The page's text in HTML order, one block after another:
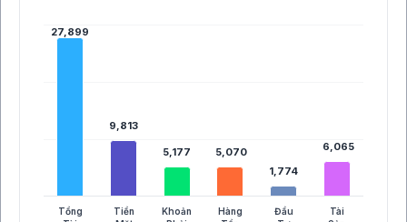
27,899
27,899
9,813
9,813
5,177
5,177 5,070
5,070
1,774
1,774
6,065
6,065
Tổng
Tiền
Khoản
Hàng
Đầu
Tài